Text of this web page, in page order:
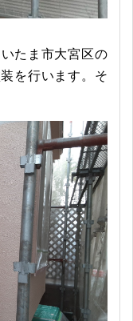
たま市大宮区の
を行います。そ